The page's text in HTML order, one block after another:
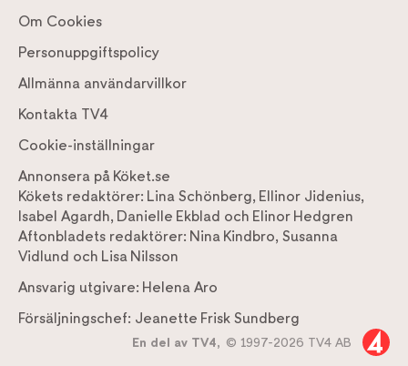
Om Cookies
Personuppgiftspolicy
Allmänna användarvillkor
Kontakta TV4
Cookie-inställningar
Annonsera på Köket.se
Kökets redaktörer: Lina Schönberg, Ellinor Jidenius,
Isabel Agardh, Danielle Ekblad och Elinor Hedgren
Aftonbladets redaktörer: Nina Kindbro, Susanna
Vidlund och Lisa Nilsson
Ansvarig utgivare: Helena Aro
Försäljningschef: Jeanette Frisk Sundberg
En del av TV4, © 1997-2026 TV4 AB